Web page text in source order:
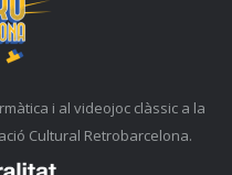
i al videojoc clàssic a la
Cultural Retrobarcelona.